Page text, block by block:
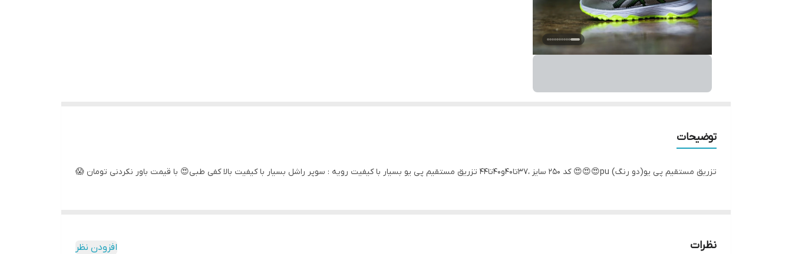
توضیحات
تزریق مستقیم پی یو(دو رنگ) pu😍😍😍 کد 250 سایز ،37تا40و40تا44 تزریق مستقیم پی یو بسیار با کیفیت رویه : سوپر راشل بسیار با کیفیت بالا کفی طبی😍 با قیمت باور نکردنی تومان 😱
نظرات افزودن نظر